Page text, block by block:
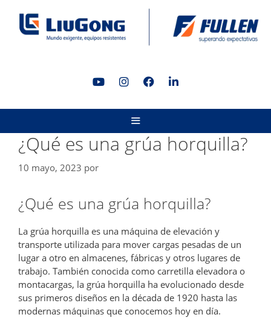
contenido
¿Qué es una grúa horquilla?
10 mayo, 2023 por
¿Qué es una grúa horquilla?
La grúa horquilla es una máquina de elevación y
transporte utilizada para mover cargas pesadas de un
lugar a otro en almacenes, fábricas y otros lugares de
trabajo. También conocida como carretilla elevadora o
montacargas, la grúa horquilla ha evolucionado desde
sus primeros diseños en la década de 1920 hasta las
modernas máquinas que conocemos hoy en día.